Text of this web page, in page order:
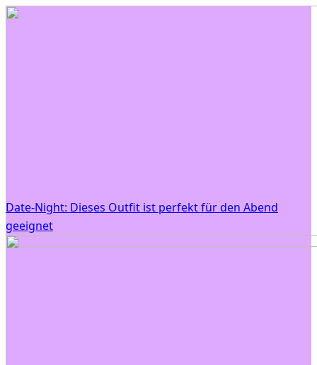
Date-Night: Dieses Outfit ist perfekt für den Abend
geeignet